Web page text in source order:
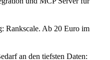
Rankscale. Ab 20 Euro im
an den tiefsten Daten: